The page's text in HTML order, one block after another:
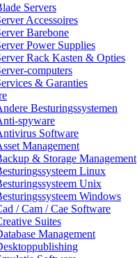
Servers
Accessoires
Barebone
Power Supplies
Rack Kasten & Opties
computers
& Garanties
Besturingssystemen
spyware
Software
Management
& Storage Management
Linux
Unix
Windows
/ Cam / Cae Software
Suites
Management